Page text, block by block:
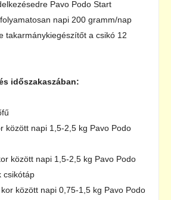
Pavo Podo Start
napi 200 gramm/nap
takarmánykiegészítőt a csikó 12
időszakaszában:
között napi 1,5-2,5 kg Pavo Podo
között napi 1,5-2,5 kg Pavo Podo
csikótáp
között napi 0,75-1,5 kg Pavo Podo